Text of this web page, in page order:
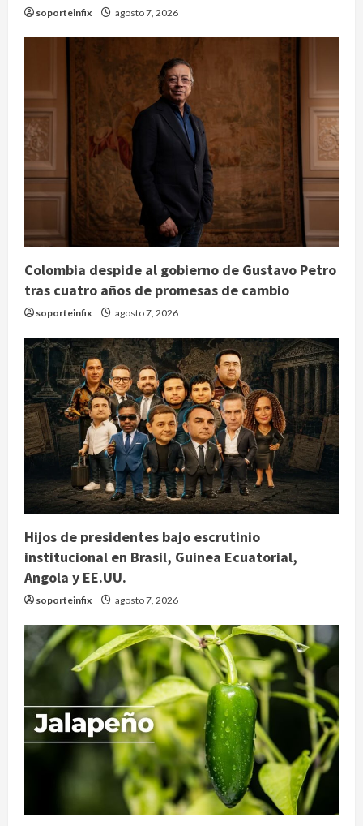
soporteinfix agosto 7, 2026
Colombia despide al gobierno de Gustavo Petro
tras cuatro años de promesas de cambio
soporteinfix agosto 7, 2026
Hijos de presidentes bajo escrutinio
institucional en Brasil, Guinea Ecuatorial,
Angola y EE.UU.
soporteinfix agosto 7, 2026